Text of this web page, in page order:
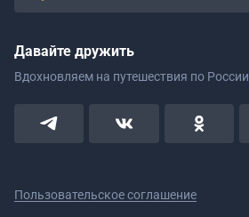
Давайте дружить
Вдохновляем на путешествия по России
Пользовательское соглашение